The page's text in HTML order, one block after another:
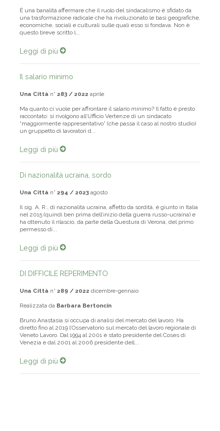
È una banalità affermare che il ruolo del sindacalismo è sfidato da
una trasformazione radicale che ha rivoluzionato le basi geografiche,
economiche, sociali e culturali sulle quali esso si fondava. Non è
questo breve scritto l...
Leggi di più
Il salario minimo
Una Città n° 283 / 2022 aprile
Ma quanto ci vuole per affrontare il salario minimo? Il fatto è presto
raccontato: si rivolgono all’Ufficio Vertenze di un sindacato
“maggiormente rappresentativo” (che passa il caso al nostro studio)
un gruppetto di lavoratori d...
Leggi di più
Di nazionalità ucraina, sordo
Una Città n° 294 / 2023 agosto
Il sig. A. R., di nazionalità ucraina, affetto da sordità, è giunto in Italia
nel 2015 (quindi ben prima dell’inizio della guerra russo-ucraina) e
ha ottenuto il rilascio, da parte della Questura di Verona, del primo
permesso di...
Leggi di più
DI DIFFICILE REPERIMENTO
Una Città n° 289 / 2022 dicembre-gennaio
Realizzata da Barbara Bertoncin
Bruno Anastasia si occupa di analisi del mercato del lavoro. Ha
diretto fino al 2019 l’Osservatorio sul mercato del lavoro regionale di
Veneto Lavoro. Dal 1994 al 2001 è stato presidente del Coses di
Venezia e dal 2001 al 2006 presidente dell...
Leggi di più